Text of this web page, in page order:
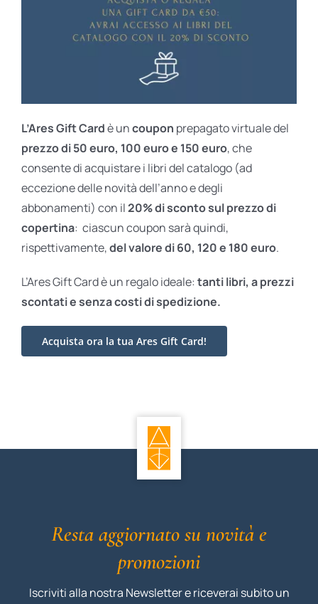
L’Ares Gift Cardè uncoupon prepagato virtuale del
prezzo di 50 euro, 100 euro e 150 euro, che
consente di acquistare i libri del catalogo (ad
eccezione delle novità dell’anno e degli
abbonamenti) con il20% di sconto sul prezzo di
copertina: ciascun coupon sarà quindi,
rispettivamente,del valore di 60, 120 e 180 euro.
L’Ares Gift Card è un regalo ideale: tanti libri, a prezzi
scontati esenza costi di spedizione.
Acquista ora la tua Ares Gift Card!
Resta aggiornato su novità e
promozioni
Iscriviti alla nostra Newsletter e riceverai subito un